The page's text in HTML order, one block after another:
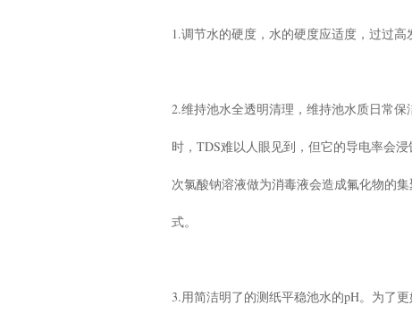
1.调节水的硬度，水的硬度应适度，过过
2.维持池水全透明清理，维持池水质日常
时，TDS难以人眼见到，但它的导电率会
次氯酸钠溶液做为消毒液会造成氟化物的
式。
3.用简洁明了的测纸平稳池水的pH。为了